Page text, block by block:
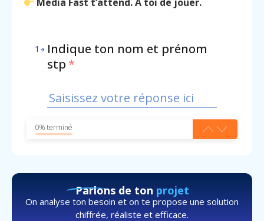
1
Indique ton nom et prénom
stp *
0% terminé
Parlons de ton projet
On analyse ton besoin et on te propose une solution
chiffrée, réaliste et efficace.